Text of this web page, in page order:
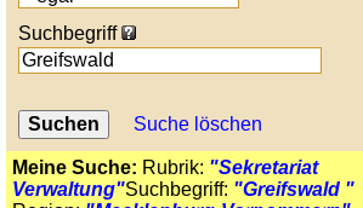
Suchbegriff
Suche löschen
Meine Suche: Rubrik: "Sekretariat
Verwaltung"Suchbegriff: "Greifswald "